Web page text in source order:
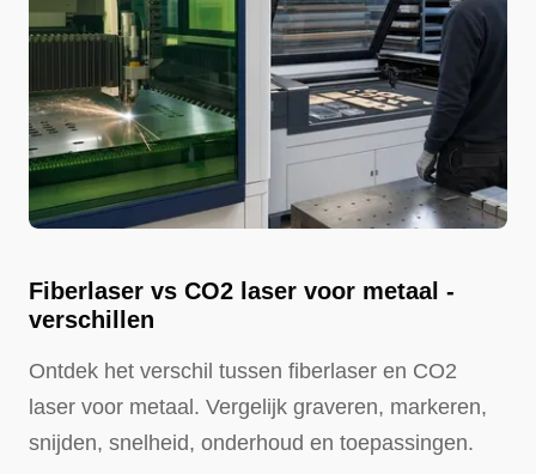
Fiberlaser vs CO2 laser voor metaal -
verschillen
Ontdek het verschil tussen fiberlaser en CO2
laser voor metaal. Vergelijk graveren, markeren,
snijden, snelheid, onderhoud en toepassingen.